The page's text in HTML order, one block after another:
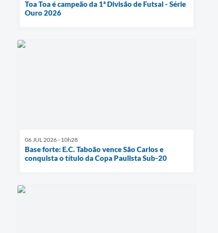
Toa Toa é campeão da 1ª Divisão de Futsal - Série
Ouro 2026
06 JUL 2026 - 10h28
Base forte: E.C. Taboão vence São Carlos e
conquista o título da Copa Paulista Sub-20